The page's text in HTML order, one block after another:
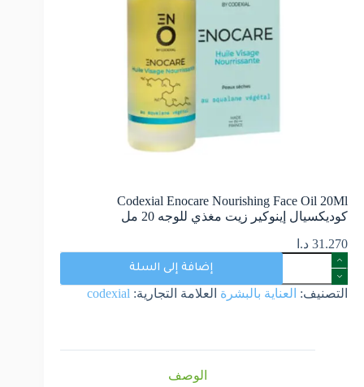
Codexial Enocare Nourishing Face Oil 20Ml
كوديكسيال إينوكير زيت مغذي للوجه 20 مل
31.270 د.ا
إضافة إلى السلة
التصنيف: العناية بالبشرة العلامة التجارية: codexial
الوصف